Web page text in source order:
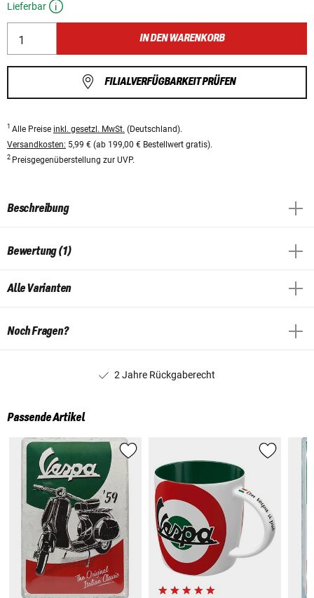
Lieferbar
IN DEN WARENKORB
FILIALVERFÜGBARKEIT PRÜFEN
1 Alle Preise inkl. gesetzl. MwSt. (Deutschland).
Versandkosten: 5,99 € (ab 199,00 € Bestellwert gratis).
2 Preisgegenüberstellung zur UVP.
Beschreibung
Bewertung (1)
Alle Varianten
Noch Fragen?
2 Jahre Rückgaberecht
Passende Artikel